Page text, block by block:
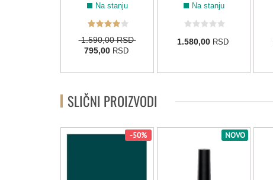
Na stanju
1.590,00 RSD
795,00 RSD
Na stanju
1.580,00 RSD
SLIČNI PROIZVODI
-50% NOVO